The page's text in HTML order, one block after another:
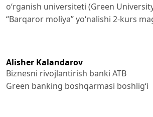
o‘rganish universiteti (Green
“Barqaror moliya” yo‘nalishi 2-kurs
Alisher Kalandarov
Biznesni rivojlantirish banki ATB
Green banking boshqarmasi boshlig‘i